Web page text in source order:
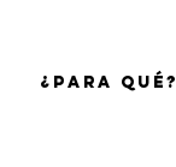
¿Para qué?